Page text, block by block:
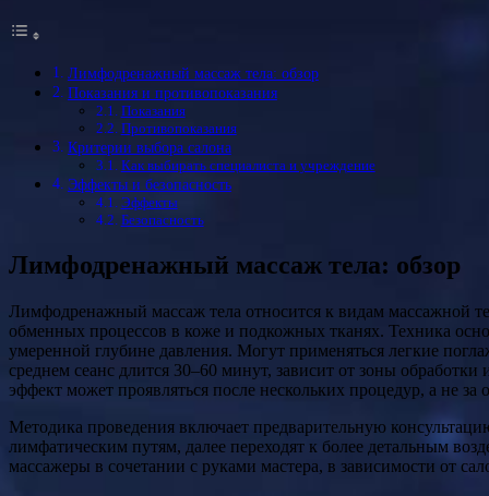
Лимфодренажный массаж тела: обзор
Показания и противопоказания
Показания
Противопоказания
Критерии выбора салона
Как выбирать специалиста и учреждение
Эффекты и безопасность
Эффекты
Безопасность
Лимфодренажный массаж тела: обзор
Лимфодренажный массаж тела относится к видам массажной терапии, целью которых является стимуляция лимфатической системы, ускорение оттока межклеточной жидкости и усиление
обменных процессов в коже и подкожных тканях. Техника
умеренной глубине давления. Могут применяться легкие
среднем сеанс длится 30–60 минут, зависит от зоны
эффект может проявляться после нескольких процедур, а не за
Методика проведения включает предварительную
лимфатическим путям, далее переходят к более детальным
массажеры в сочетании с руками мастера, в зависимости от